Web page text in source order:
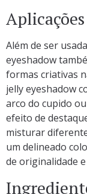
Além de ser
eyeshadow
formas criativas
jelly eyeshadow
arco do cupido
efeito de
misturar
um delineado
de originalidade